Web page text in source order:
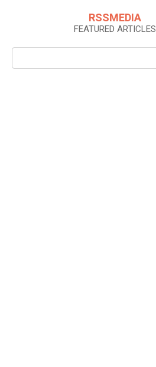
RSSMEDIA
FEATURED ARTICLES
Search: